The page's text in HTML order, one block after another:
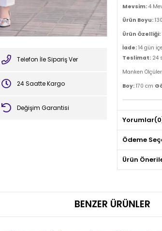
Telefon İle Sipariş Ver
24 Saatte Kargo
Değişim Garantisi
Mevsim: 4
Ürün Boyu:
Ürün Özelliği:
İade: 14 gün
Teslimat: 24
Manken
Boy: 170 cm
Yorumlar
Ödeme
Ürün
BENZER ÜRÜNLER